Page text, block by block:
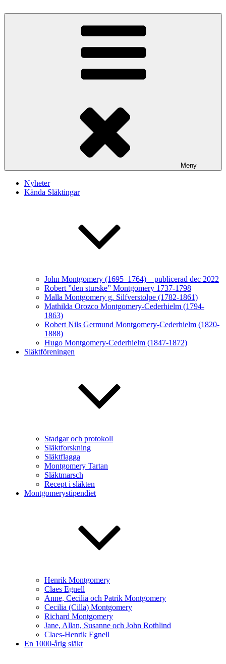
till
Kommendörsätten Montgomery Släktförening
Meny
Nyheter
Kända Släktingar
John Montgomery (1695–1764) – publicerad dec 2022
Robert ”den sturske” Montgomery 1737-1798
Malla Montgomery g. Silfverstolpe (1782-1861)
Mathilda Orozco Montgomery-Cederhielm (1794-
1863)
Robert Nils Germund Montgomery-Cederhielm (1820-
1888)
Hugo Montgomery-Cederhielm (1847-1872)
Släktföreningen
Stadgar och protokoll
Släktforskning
Släktflagga
Montgomery Tartan
Släktmarsch
Recept i släkten
Montgomerystipendiet
Henrik Montgomery
Claes Egnell
Anne, Cecilia och Patrik Montgomery
Cecilia (Cilla) Montgomery
Richard Montgomery
Jane, Allan, Susanne och John Rothlind
Claes-Henrik Egnell
En 1000-årig släkt